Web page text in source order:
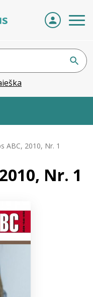
ABC, 2010, Nr. 1
Nr. 1